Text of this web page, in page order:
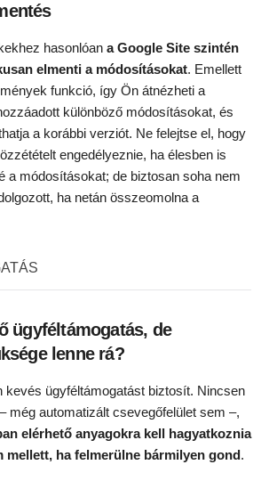
hasonlóan a Google Site szintén
elmenti a módosításokat. Emellett
funkció, így Ön átnézheti a
különböző módosításokat, és
a korábbi verziót. Ne felejtse el, hogy
engedélyeznie, ha élesben is
a módosításokat; de biztosan soha nem
ha netán összeomolna a
ügyféltámogatás, de
lenne rá?
kevés ügyféltámogatást biztosít. Nincsen
még automatizált csevegőfelület sem –,
elérhető anyagokra kell hagyatkoznia
mellett, ha felmerülne bármilyen gond.